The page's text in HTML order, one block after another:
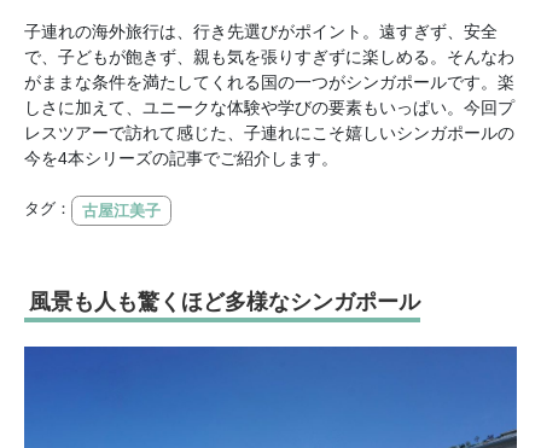
子連れの海外旅行は、行き先選びがポイント。遠すぎず、安全
で、子どもが飽きず、親も気を張りすぎずに楽しめる。そんなわ
がままな条件を満たしてくれる国の一つがシンガポールです。楽
しさに加えて、ユニークな体験や学びの要素もいっぱい。今回プ
レスツアーで訪れて感じた、子連れにこそ嬉しいシンガポールの
今を4本シリーズの記事でご紹介します。
タグ： 古屋江美子
風景も人も驚くほど多様なシンガポール